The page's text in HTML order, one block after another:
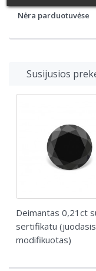
Nėra parduotuvėse
Susijusios
Deimantas 0,21ct
sertifikatu
modifikuotas)